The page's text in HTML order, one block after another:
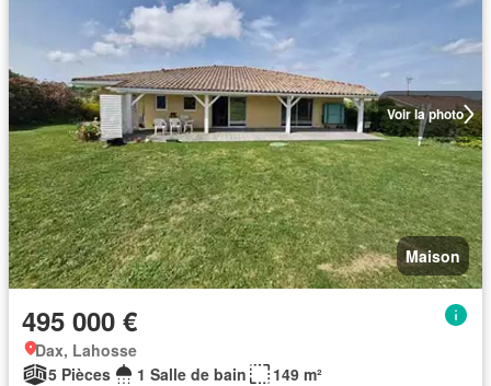
Voir la photo
Maison
495 000 €
Dax, Lahosse
5 Pièces
1 Salle de bain
149 m²